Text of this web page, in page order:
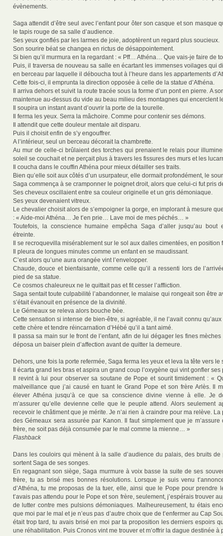
évènements.
Saga attendit d’être seul avec l’enfant pour ôter son casque et son masque
le tapis rouge de sa salle d’audience.
Ses yeux gonflés par les larmes de joie, adoptèrent un regard plus soucieux.
Son sourire béat se changea en rictus de désappointement.
Si bien qu’il murmura en la regardant : « Pff… Athéna… Que vais-je faire de
Puis, il traversa de nouveau sa salle en écartant les immenses voilages qui
en berceau par laquelle il déboucha tout à l’heure dans les appartements
Cette fois-ci, il emprunta la direction opposée à celle de la statue d’Athéna.
Il arriva dehors et suivit la route tracée sous la forme d’un pont en pierre. A
maintenue au-dessus du vide au beau milieu des montagnes qui encerclent
Il soupira un instant avant d’ouvrir la porte de la tourelle.
Il ferma les yeux. Serra la mâchoire. Comme pour contenir ses démons.
Il attendit que cette douleur mentale ait disparu.
Puis il choisit enfin de s’y engouffrer.
A l’intérieur, seul un berceau décorait la chambrette.
Au mur de celle-ci brûlaient des torches qui prenaient le relais pour
soleil se couchait et ne perçait plus à travers les fissures des murs et les
Il coucha dans le couffin Athéna pour mieux détailler ses traits.
Bien qu’elle soit aux côtés d’un usurpateur, elle dormait profondément, le
Saga commença à se cramponner le poignet droit, alors que celui-ci fut pris
Ses cheveux oscillaient entre sa couleur originelle et un gris démoniaque.
Ses yeux devenaient vitreux.
Le chevalier choisit alors de s’empoigner la gorge, en implorant à mesure
: « Aide-moi Athéna… Je t’en prie… Lave moi de mes péchés… »
Toutefois, la conscience humaine empêcha Saga d’aller jusqu’au
étreinte.
Il se recroquevilla misérablement sur le sol aux dalles cimentées, en
Il pleura de longues minutes comme un enfant en se maudissant.
C’est alors qu’une aura orangée vint l’envelopper.
Chaude, douce et bienfaisante, comme celle qu’il a ressenti lors de
pied de sa statue.
Ce cosmos chaleureux ne le quittait pas et fit cesser l’affliction.
Saga sentait toute culpabilité l’abandonner, le malaise qui rongeait son être
s’était évanouit en présence de la divinité.
Le Gémeaux se releva alors bouche bée.
Cette sensation si intense de bien-être, si agréable, il ne l’avait connu qu’aux
cette chère et tendre réincarnation d’Hébé qu’il a tant aimé.
Il passa sa main sur le front de l’enfant, afin de lui dégager les fines
déposa un baiser plein d’affection avant de quitter la demeure.
Dehors, une fois la porte refermée, Saga ferma les yeux et leva la tête vers le
Il écarta grand les bras et aspira un grand coup l’oxygène qui vint gonfler ses
Il revint à lui pour observer sa soutane de Pope et sourit timidement : «
malveillance que j’ai causé en tuant le Grand Pope et son frère Arlès. Il
élever Athéna jusqu’à ce que sa conscience divine vienne à elle. Je
m’assurer qu’elle devienne celle que le peuple attend. Alors seulement
recevoir le châtiment que je mérite. Je n’ai rien à craindre pour ma relève. La
des Gémeaux sera assurée par Kanon. Il faut simplement que je m’assure
frère, ne soit pas déjà consumée par le mal comme la mienne… »
Flashback
Dans les couloirs qui mènent à la salle d’audience du palais, des bruits de
sortent Saga de ses songes.
En regagnant son siège, Saga murmure à voix basse la suite de ses
frère, tu as brisé mes bonnes résolutions. Lorsque je suis venu
d’Athéna, tu me proposas de la tuer, elle, ainsi que le Pope pour prendre
t’avais pas attendu pour le Pope et son frère, seulement, j’espérais trouver
de lutter contre mes pulsions démoniaques. Malheureusement, tu étais
que moi par le mal et je n’eus pas d’autre choix que de t’enfermer au Cap
était trop tard, tu avais brisé en moi par ta proposition les derniers espoirs
une réhabilitation. Puis Cronos vint me trouver et m’offrir la dague destinée